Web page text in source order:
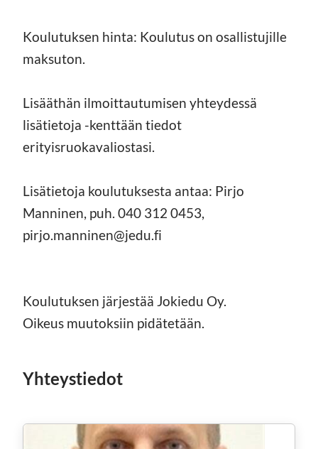
Koulutuksen hinta: Koulutus on osallistujille
maksuton.
Lisääthän ilmoittautumisen yhteydessä
lisätietoja -kenttään tiedot
erityisruokavaliostasi.
Lisätietoja koulutuksesta antaa: Pirjo
Manninen, puh. 040 312 0453,
pirjo.manninen@jedu.fi
Koulutuksen järjestää Jokiedu Oy.
Oikeus muutoksiin pidätetään.
Yhteystiedot